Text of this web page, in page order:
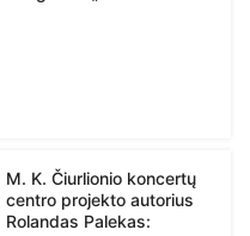
M. K. Čiurlionio koncertų
centro projekto autorius
Rolandas Palekas: